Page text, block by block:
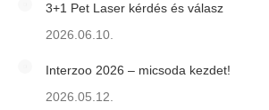
3+1 Pet Laser kérdés és válasz
2026.06.10.
Interzoo 2026 – micsoda kezdet!
2026.05.12.